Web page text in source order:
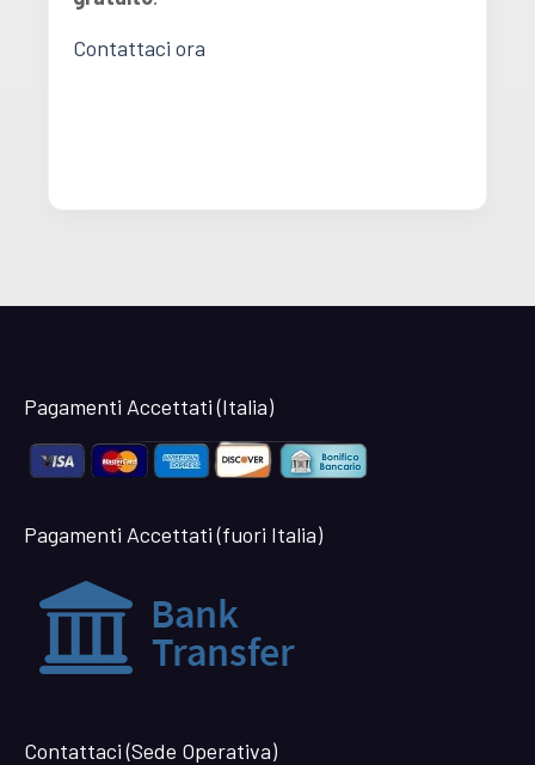
Contattaci ora
Pagamenti Accettati (Italia)
Pagamenti Accettati (fuori Italia)
Contattaci (Sede Operativa)